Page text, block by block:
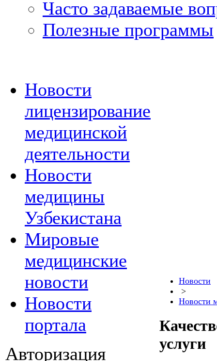
Часто задаваемые
Полезные программы
Новости
лицензирование
медицинской
деятельности
Новости
медицины
Узбекистана
Мировые
медицинские
новости
Новости
портала
Авторизация
Новости
>
Новости
услуги